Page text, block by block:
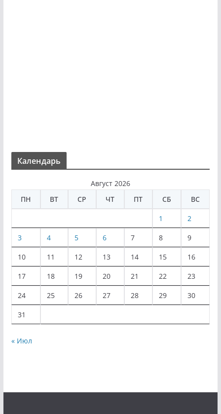
Календарь
Август 2026
ПН
ВТ СР ЧТ ПТ СБ ВС
1 2
3 4 5 6 7 8 9
10 11 12 13 14 15 16
17 18 19 20 21 22 23
24 25 26 27 28 29 30
31
« Июл